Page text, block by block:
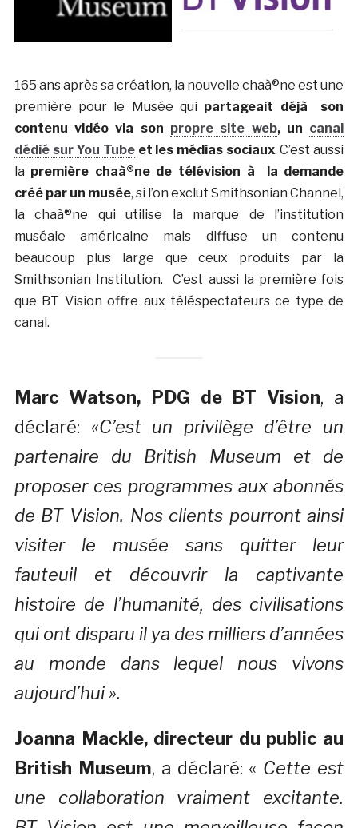
165 ans après sa création, la nouvelle chaà®ne est une
première pour le Musée qui partageait déjà son
contenu vidéo via son propre site web, un canal
dédié sur You Tubeet les médias sociaux. C’est aussi
la première chaà®ne de télévision à la demande
créé par un musée, si l’on exclut Smithsonian Channel,
la chaà®ne qui utilise la marque de l’institution
muséale américaine mais diffuse un contenu
beaucoup plus large que ceux produits par la
Smithsonian Institution. C’est aussi la première fois
que BT Vision offre aux téléspectateurs ce type de
canal.
Marc Watson, PDG de BT Vision, a
déclaré: «C’est un privilège d’être un
partenaire du British Museum et de
proposer ces programmes aux abonnés
de BT Vision. Nos clients pourront ainsi
visiter le musée sans quitter leur
fauteuil et découvrir la captivante
histoire de l’humanité, des civilisations
qui ont disparu il ya des milliers d’années
au monde dans lequel nous vivons
aujourd’hui ».
Joanna Mackle, directeur du public au
British Museum, a déclaré: « Cette est
une collaboration vraiment excitante.